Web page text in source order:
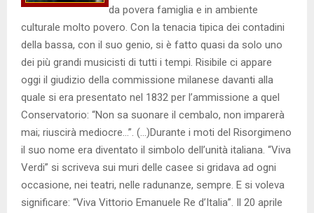
da povera famiglia e in ambiente
culturale molto povero. Con la tenacia tipica dei contadini
della bassa, con il suo genio, si è fatto quasi da solo uno
dei più grandi musicisti di tutti i tempi. Risibile ci appare
oggi il giudizio della commissione milanese davanti alla
quale si era presentato nel 1832 per l’ammissione a quel
Conservatorio: “Non sa suonare il cembalo, non imparerà
mai; riuscirà mediocre…”. (…)Durante i moti del Risorgimeno
il suo nome era diventato il simbolo dell’unità italiana. “Viva
Verdi” si scriveva sui muri delle casee si gridava ad ogni
occasione, nei teatri, nelle radunanze, sempre. E si voleva
significare: “Viva Vittorio Emanuele Re d’Italia”. Il 20 aprile